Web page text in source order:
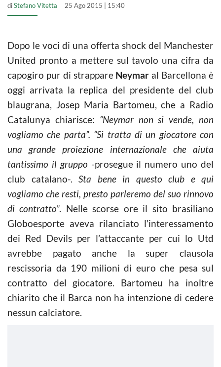
diStefano Vitetta 25 Ago 2015 | 15:40
Dopo le voci di una offerta shock del Manchester
United pronto a mettere sul tavolo una cifra da
capogiro pur di strappare Neymar al Barcellona è
oggi arrivata la replica del presidente del club
blaugrana, Josep Maria Bartomeu, che a Radio
Catalunya chiarisce: “Neymar non si vende, non
vogliamo che parta”. “Si tratta di un giocatore con
una grande proiezione internazionale che aiuta
tantissimo il gruppo -prosegue il numero uno del
club catalano-. Sta bene in questo club e qui
vogliamo che resti, presto parleremo del suo rinnovo
di contratto”. Nelle scorse ore il sito brasiliano
Globoesporte aveva rilanciato l’interessamento
dei Red Devils per l’attaccante per cui lo Utd
avrebbe pagato anche la super clausola
rescissoria da 190 milioni di euro che pesa sul
contratto del giocatore. Bartomeu ha inoltre
chiarito che il Barca non ha intenzione di cedere
nessun calciatore.